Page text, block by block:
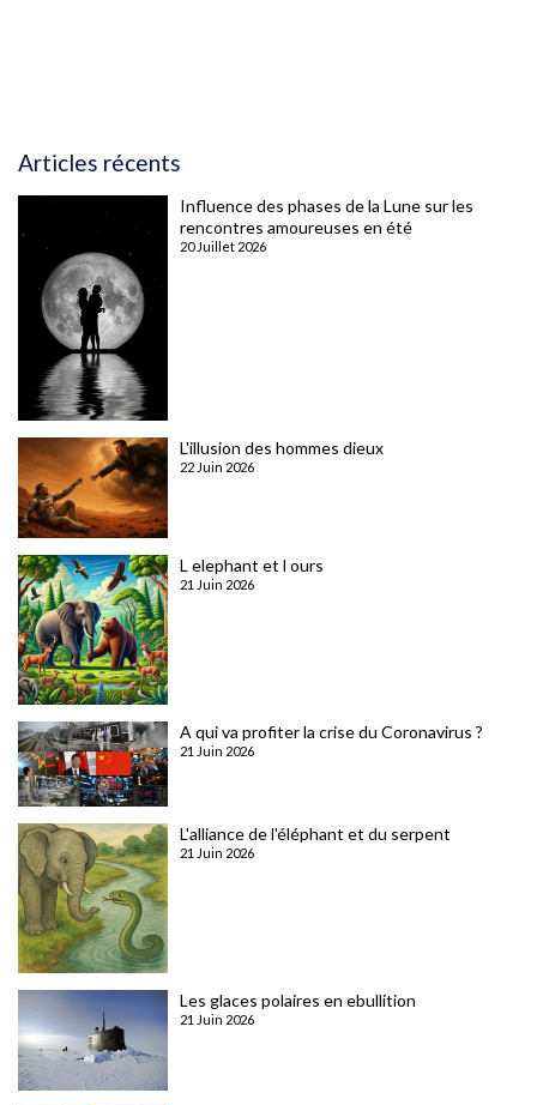
Articles récents
Influence des phases de la Lune sur les
rencontres amoureuses en été
20 Juillet 2026
L'illusion des hommes dieux
22 Juin 2026
L elephant et l ours
21 Juin 2026
A qui va profiter la crise du Coronavirus ?
21 Juin 2026
L'alliance de l'éléphant et du serpent
21 Juin 2026
Les glaces polaires en ebullition
21 Juin 2026